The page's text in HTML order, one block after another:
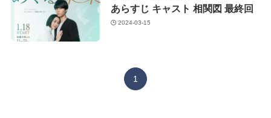
あらすじ キャスト 相関図 最終回
2024-03-15
1